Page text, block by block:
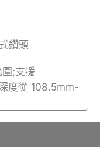
鑽頭
;支援
度從 108.5mm-